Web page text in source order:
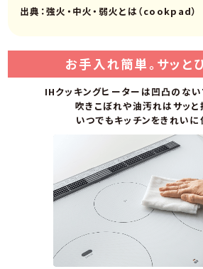
出典：強火・中火・弱火とは（cookpad）
お手入れ簡単。サッと
IHクッキングヒーターは凹凸のない
吹きこぼれや油汚れはサッと
いつでもキッチンをきれいに